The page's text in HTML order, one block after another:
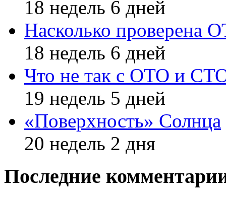
18 недель 6 дней
Насколько проверена
18 недель 6 дней
Что не так с ОТО и
19 недель 5 дней
«Поверхность» Солнца
20 недель 2 дня
Последние